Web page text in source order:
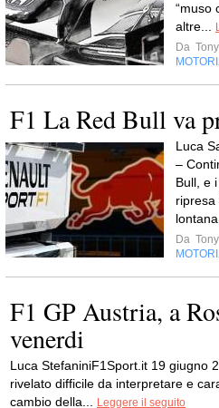
“muso
altre...
Da
MOTORI
F1 La Red Bull va
Luca
–
Bull, e
ripresa
lontana.
Da
MOTORI
F1 GP Austria, a
venerdi
Luca StefaniniF1Sport.it 19 giugno
rivelato difficile da interpretare e
cambio della...
Leggere il seguito